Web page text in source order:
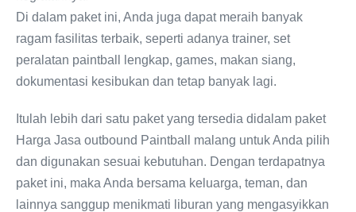
Di dalam paket ini, Anda juga dapat meraih banyak
ragam fasilitas terbaik, seperti adanya trainer, set
peralatan paintball lengkap, games, makan siang,
dokumentasi kesibukan dan tetap banyak lagi.
Itulah lebih dari satu paket yang tersedia didalam paket
Harga Jasa outbound Paintball malang untuk Anda pilih
dan digunakan sesuai kebutuhan. Dengan terdapatnya
paket ini, maka Anda bersama keluarga, teman, dan
lainnya sanggup menikmati liburan yang mengasyikkan